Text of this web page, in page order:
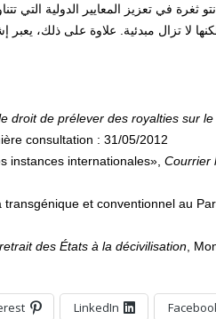
في تعزيز المعايير الدولية التي
لا تزال مبدئية. علاوة على ذلك،
droit de prélever des royalties sur
consultation : 31/05/2012
instances internationales», Courrier
et conventionnel au
des États à la décivilisation ,
LinkedIn